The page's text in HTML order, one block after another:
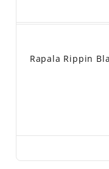
Rapala Rippin